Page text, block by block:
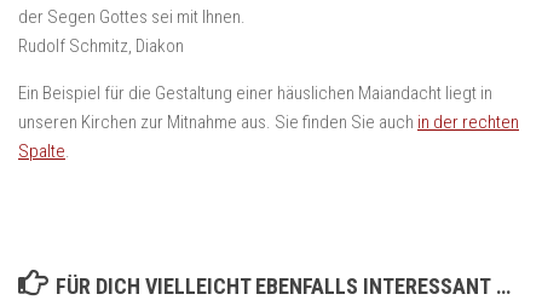
der Segen Gottes sei mit Ihnen.
Rudolf Schmitz, Diakon
Ein Beispiel für die Gestaltung einer häuslichen Maiandacht liegt in
unseren Kirchen zur Mitnahme aus. Sie finden Sie auch in der rechten
Spalte.
FÜR DICH VIELLEICHT EBENFALLS INTERESSANT …